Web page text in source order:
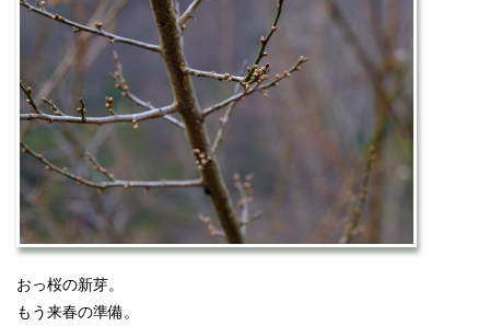
おっ桜の新芽。
もう来春の準備。